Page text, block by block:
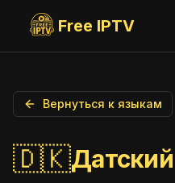
Free IPTV
Вернуться к языкам
🇩🇰Датский